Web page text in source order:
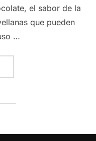
el sabor de la
que pueden
…